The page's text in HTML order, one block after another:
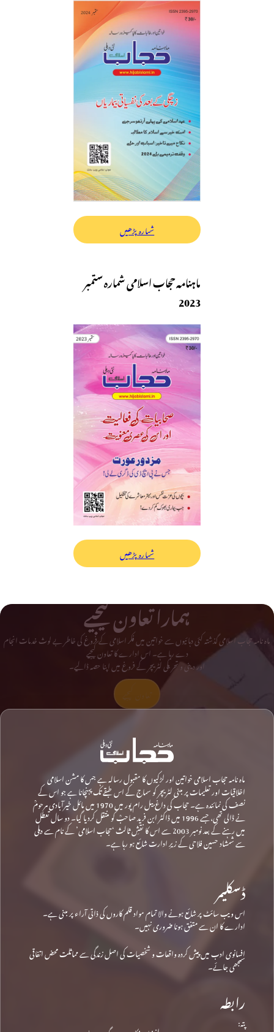
شمارہ پڑھیں
ماہنامہ حجاب اسلامی شمارہ ستمبر
2023
شمارہ پڑھیں
ہمارا تعاون کیجیے
ماہ نامہ حجاب اسلامی گذشتہ کئی دہائیوں سے خواتین میں فکر اسلامی کے فروغ کی خاطر بے لوث خدمات انجام
دے رہا ہے۔ اس ادارے کا تعاون کیجیے
اور دینی و تحریکی لٹریچر کے فروغ میں اپنا حصہ ڈالیے۔
ماہ نامہ حجاب اسلامی خواتین اور لڑکیوں کا مقبول رسالہ ہے جس کا مشن اسلامی
اخلاقیات اور تعلیمات پر مبنی لٹریچر کو سماج کے اس طبقے تک پہنچانا ہے جو اس کے
نصف کی نمائندہ ہے۔ حجاب کی داغ بیل رام پور میں 1970 میں مائل خیرآبادی مرحومؒ
نے ڈالی تھی، جسے 1996 میں ڈاکٹر ابن فرید صاحبؒ کو منتقل کردیا گیا۔ دو سال تعطل
میں رہنے کے بعد نومبر 2003 سے اس کا نقشِ ثالث ‘حجاب اسلامی’ کے نام سے دہلی
سے شمشاد حسین فلاحی کے زیرِ ادارت شائع ہو رہا ہے۔
ڈسکلیمر
اس ویب سائٹ پر شائع ہونے والا تمام مواد قلم کاروں کی ذاتی آراء پر مبنی ہے۔
ادارے کا ان سے متفق ہونا ضروری نہیں۔
افسانوی ادب میں پیش کردہ واقعات و شخصیات کی اصل زندگی سے مماثلت محض اتفاقی
سمجھی جائے۔
رابطہ
پتہ: